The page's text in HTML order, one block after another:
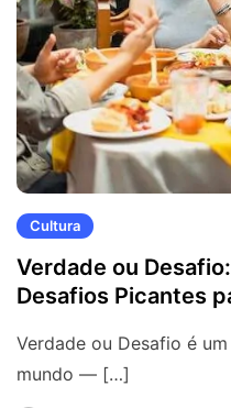
Cultura
Verdade ou
Desafios Picantes
Verdade ou Desafio é
mundo — […]